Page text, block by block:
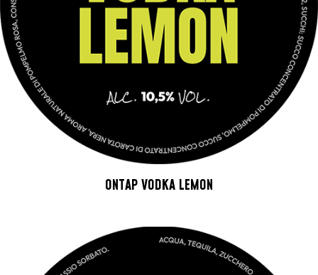
ONTAP VODKA LEMON